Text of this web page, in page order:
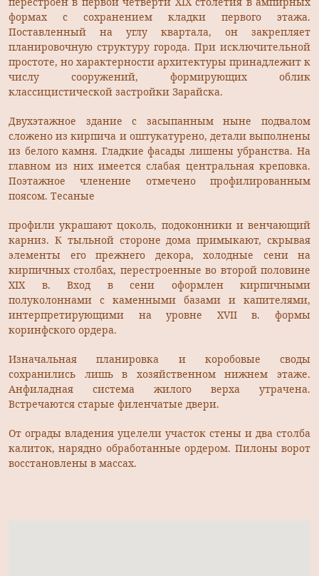
формах с сохранением кладки первого этажа.
Поставленный на углу квартала, он закрепляет
планировочную структуру города. При исключительной
простоте, но характерности архитектуры принадлежит к
числу сооружений, формирующих облик
классицистической застройки Зарайска.
Двухэтажное здание с засыпанным ныне подвалом
сложено из кирпича и оштукатурено, детали выполнены
из белого камня. Гладкие фасады лишены убранства. На
главном из них имеется слабая центральная креповка.
Поэтажное членение отмечено профилированным
поясом. Тесаные
профили украшают цоколь, подоконники и венчающий
карниз. К тыльной стороне дома примыкают, скрывая
элементы его прежнего декора, холодные сени на
кирпичных столбах, перестроенные во второй половине
XIX в. Вход в сени оформлен кирпичными
полуколоннами с каменными базами и капителями,
интерпретирующими на уровне XVII в. формы
коринфского ордера.
Изначальная планировка и коробовые своды
сохранились лишь в хозяйственном нижнем этаже.
Анфиладная система жилого верха утрачена.
Встречаются старые филенчатые двери.
От ограды владения уцелели участок стены и два столба
калиток, нарядно обработанные ордером. Пилоны ворот
восстановлены в массах.